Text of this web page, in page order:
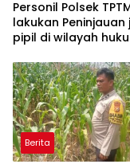
Personil Polsek
lakukan Peninjauan
pipil di wilayah
Berita